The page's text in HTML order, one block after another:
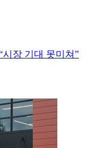
시장 기대 못미쳐”